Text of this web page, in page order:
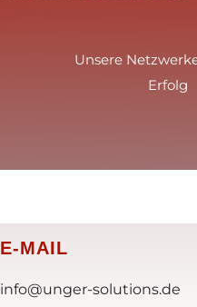
Unsere
Erfolg
E-MAIL
info@unger-solutions.de